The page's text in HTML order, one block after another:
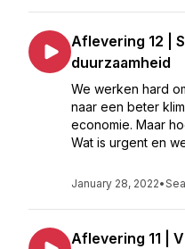
Aflevering 12 |
duurzaamheid
We werken hard
naar een beter
economie. Maar
Wat is urgent en
January 28, 2022•
Aflevering 11 |